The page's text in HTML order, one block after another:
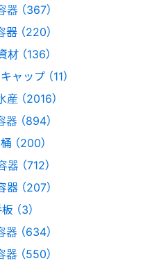
（367）
（220）
（136）
ャップ （11）
産 （2016）
（894）
（200）
（712）
（207）
（3）
（634）
（550）